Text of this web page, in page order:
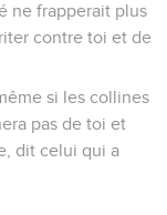
ne frapperait plus
contre toi et de
si les collines
pas de toi et
dit celui qui a